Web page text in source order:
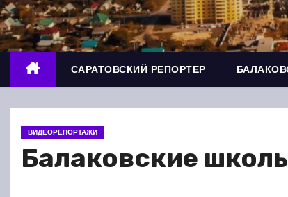
о
м
у
САРАТОВСКИЙ РЕПОРТЕР
ВИДЕОРЕПОРТАЖИ
Балаковские